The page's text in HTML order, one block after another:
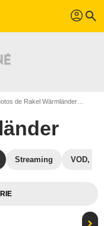
profil search
de Rakel Wärmländer
Streaming VOD,